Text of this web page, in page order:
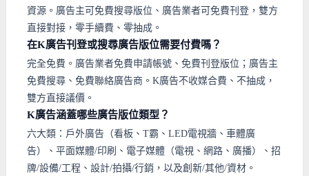
資源。廣告主可免費搜尋版位、廣告業者可免費刊登，雙方
直接對接，零手續費、零抽成。
在K廣告刊登或搜尋廣告版位需要付費嗎？
完全免費。廣告業者免費申請帳號、免費刊登版位；廣告主
免費搜尋、免費聯絡廣告商。K廣告不收媒合費、不抽成，
雙方直接議價。
K廣告涵蓋哪些廣告版位類型？
六大類：戶外廣告（看板、T霸、LED電視牆、車體廣
告）、平面媒體/印刷、電子媒體（電視、網路、廣播）、招
牌/設備/工程、設計/拍攝/行銷，以及創新/其他/資材。